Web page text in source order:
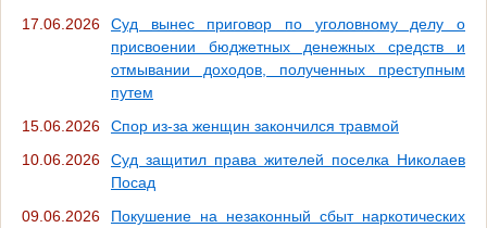
17.06.2026
Суд вынес приговор по уголовному делу о
присвоении бюджетных денежных средств и
отмывании доходов, полученных преступным
путем
15.06.2026
Спор из-за женщин закончился травмой
10.06.2026
Суд защитил права жителей поселка Николаев
Посад
09.06.2026
Покушение на незаконный сбыт наркотических